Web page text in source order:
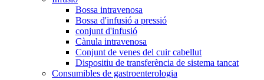
Bossa intravenosa
Bossa d'infusió a pressió
conjunt d'infusió
Cànula intravenosa
Conjunt de venes del cuir cabellut
Dispositiu de transferència de sistema tancat
Consumibles de gastroenterologia